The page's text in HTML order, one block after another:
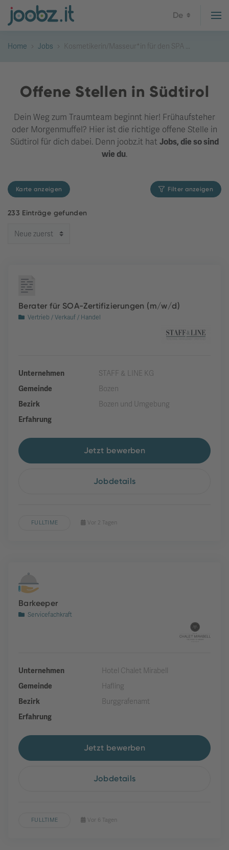
De
Home Jobs Kosmetikerin/Masseur*in für den SPA ...
Offene Stellen in Südtirol
Dein Weg zum Traumteam beginnt hier! Frühaufsteher
oder Morgenmuffel? Hier ist die richtige offene Stelle in
Südtirol für dich dabei. Denn joobz.it hat Jobs, die so sind
wie du.
Karte anzeigen Filter anzeigen
233 Einträge gefunden
Berater für SOA-Zertifizierungen (m/w/d)
Vertrieb / Verkauf / Handel
Unternehmen
STAFF & LINE KG
Gemeinde
Bozen
Bezirk
Bozen und Umgebung
Erfahrung
Jetzt bewerben
Jobdetails
FULLTIME Vor 2 Tagen
Barkeeper
Servicefachkraft
Unternehmen
Hotel Chalet Mirabell
Gemeinde
Hafling
Bezirk
Burggrafenamt
Erfahrung
Jetzt bewerben
Jobdetails
FULLTIME Vor 6 Tagen